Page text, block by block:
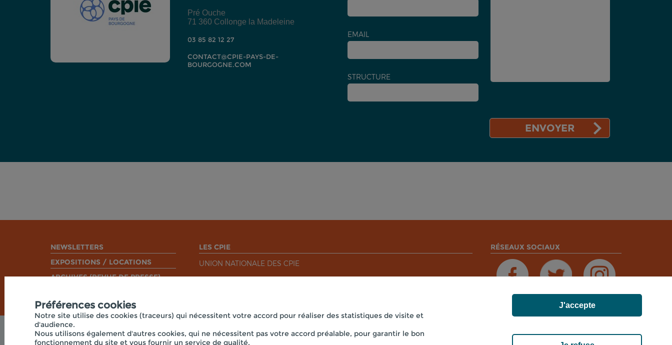
Pré Ouche
71 360 Collonge la Madeleine
03 85 82 12 27
CONTACT@CPIE-PAYS-DE-
BOURGOGNE.COM
EMAIL
STRUCTURE
NEWSLETTERS
EXPOSITIONS / LOCATIONS
ARCHIVES (REVUE DE PRESSE)
LES CPIE
UNION NATIONALE DES CPIE
RÉSEAUX SOCIAUX
Mentions légales
Préférences cookies
Notre site utilise des cookies (traceurs) qui nécessitent votre accord pour réaliser des statistiques de visite et
d'audience.
Nous utilisons également d'autres cookies, qui ne nécessitent pas votre accord préalable, pour garantir le bon
fonctionnement du site et vous fournir un service de qualité.
J'accepte